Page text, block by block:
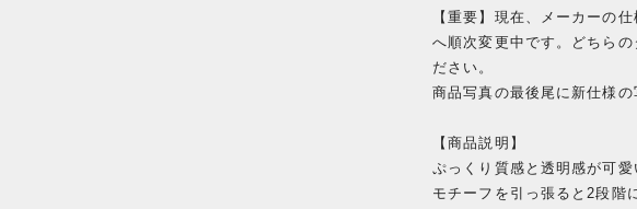
【重要】現在、メーカーの
へ順次変更中です。どちら
ださい。
商品写真の最後尾に新仕様
【商品説明】
ぷっくり質感と透明感が可愛
モチーフを引っ張ると2段階